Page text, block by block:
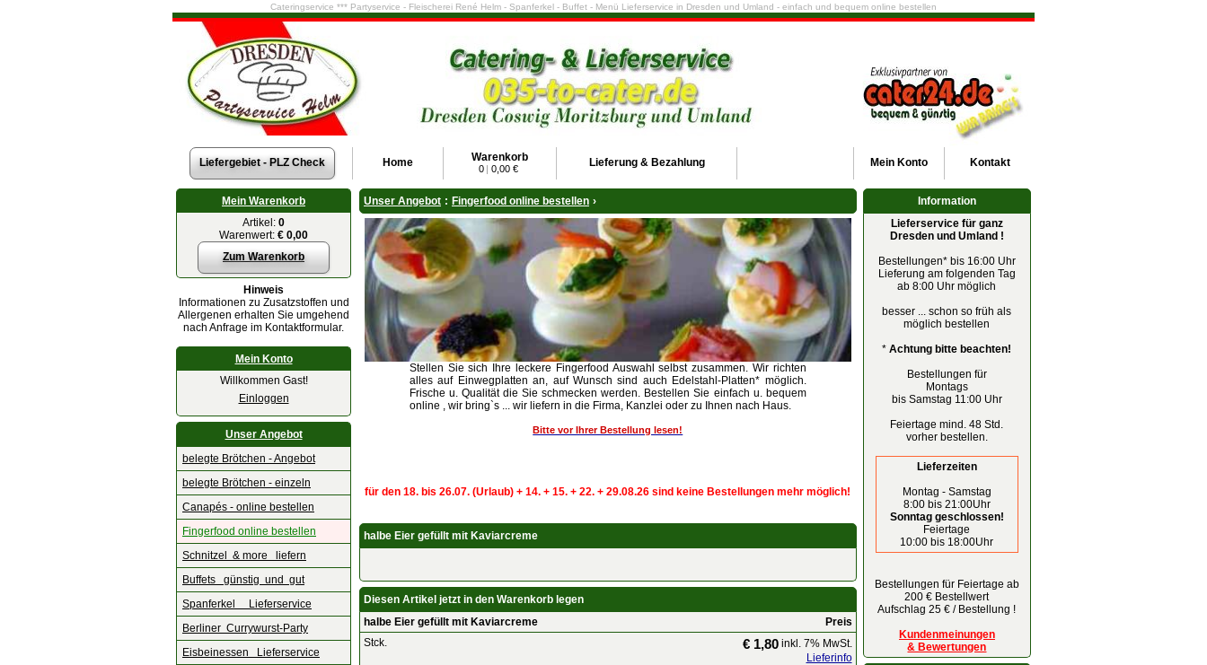
Cateringservice *** Partyservice - Fleischerei René Helm - Spanferkel - Buffet - Menü Lieferservice in Dresden und Umland - einfach und bequem online bestellen
Liefergebiet - PLZ Check Home Warenkorb
0 | 0,00 € Lieferung & Bezahlung Kontakt
Mein Konto
Mein Warenkorb
Artikel: 0
Warenwert: € 0,00
Zum Warenkorb
Hinweis
Informationen zu Zusatzstoffen und
Allergenen erhalten Sie umgehend
nach Anfrage im Kontaktformular.
Mein Konto
Willkommen Gast!
Einloggen
Unser Angebot
belegte Brötchen - Angebot
belegte Brötchen - einzeln
Canapés - online bestellen
Fingerfood online bestellen
Schnitzel & more liefern
Buffets günstig und gut
Spanferkel Lieferservice
Berliner Currywurst-Party
Eisbeinessen Lieferservice
Unser Angebot : Fingerfood online bestellen ›
Stellen Sie sich Ihre leckere Fingerfood Auswahl selbst zusammen. Wir richten
alles auf Einwegplatten an, auf Wunsch sind auch Edelstahl-Platten* möglich.
Frische u. Qualität die Sie schmecken werden. Bestellen Sie einfach u. bequem
online , wir bring`s ... wir liefern in die Firma, Kanzlei oder zu Ihnen nach Haus.
Bitte vor Ihrer Bestellung lesen!
für den 18. bis 26.07. (Urlaub) + 14. + 15. + 22. + 29.08.26 sind keine Bestellungen mehr möglich!
halbe Eier gefüllt mit Kaviarcreme
Diesen Artikel jetzt in den Warenkorb legen
halbe Eier gefüllt mit Kaviarcreme
Preis
Stck.
€ 1,80inkl. 7% MwSt.
Lieferinfo
Information
Lieferservice für ganz
Dresden und Umland !
Bestellungen* bis 16:00 Uhr
Lieferung am folgenden Tag
ab 8:00 Uhr möglich
besser ... schon so früh als
möglich bestellen
*Achtung bitte beachten!
Bestellungen für
Montags
bis Samstag 11:00 Uhr
Feiertage mind. 48 Std.
vorher bestellen.
Lieferzeiten
Montag - Samstag
8:00 bis 21:00Uhr
Sonntag geschlossen!
Feiertage
10:00 bis 18:00Uhr
Bestellungen für Feiertage ab
200 € Bestellwert
Aufschlag 25 € / Bestellung !
Kundenmeinungen
& Bewertungen